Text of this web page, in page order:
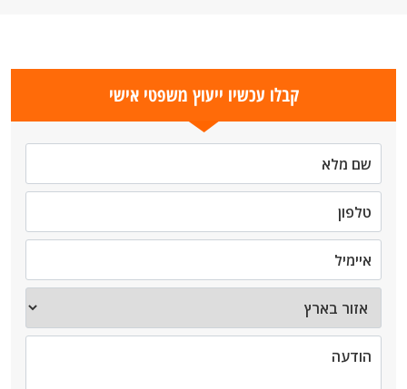
קבלו עכשיו ייעוץ משפטי אישי